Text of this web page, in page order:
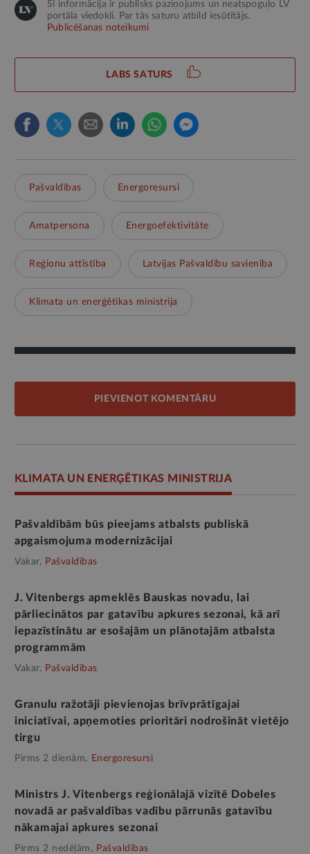
Šī informācija ir publisks paziņojums un neatspoguļo LV
portāla viedokli. Par tās saturu atbild iesūtītājs.
Publicēšanas noteikumi
LABS SATURS
Pašvaldības Energoresursi
Amatpersona Energoefektivitāte
Reģionu attīstība Latvijas Pašvaldību savienība
Klimata un enerģētikas ministrija
PIEVIENOT KOMENTĀRU
KLIMATA UN ENERĢĒTIKAS MINISTRIJA
Pašvaldībām būs pieejams atbalsts publiskā
apgaismojuma modernizācijai
Vakar, Pašvaldības
J. Vitenbergs apmeklēs Bauskas novadu, lai
pārliecinātos par gatavību apkures sezonai, kā arī
iepazīstinātu ar esošajām un plānotajām atbalsta
programmām
Vakar, Pašvaldības
Granulu ražotāji pievienojas brīvprātīgajai
iniciatīvai, apņemoties prioritāri nodrošināt vietējo
tirgu
Pirms 2 dienām, Energoresursi
Ministrs J. Vitenbergs reģionālajā vizītē Dobeles
novadā ar pašvaldības vadību pārrunās gatavību
nākamajai apkures sezonai
Pirms 2 nedēļām, Pašvaldības